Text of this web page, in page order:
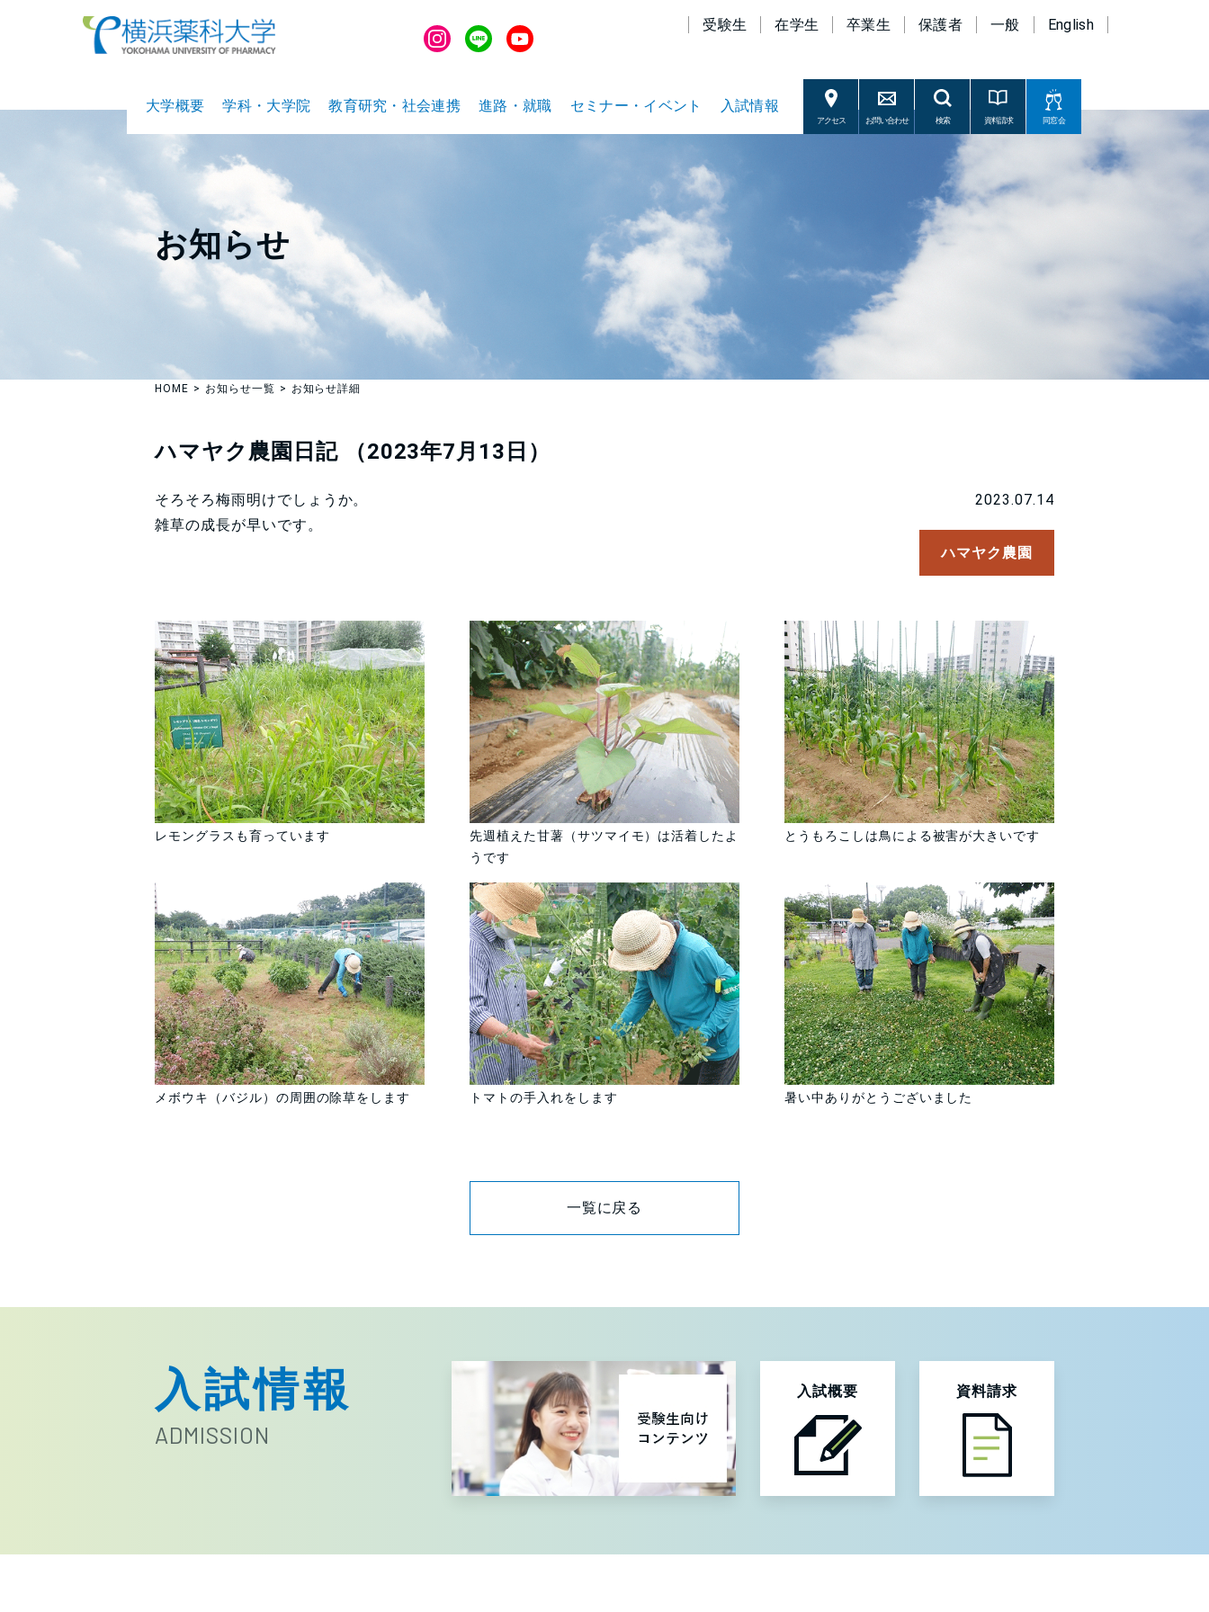
受験生 在学生 卒業生 保護者 一般 English
大学概要 学科・大学院 教育研究・社会連携 進路・就職 セミナー・イベント 入試情報
アクセス お問い合わせ 検索 資料請求 同窓会
お知らせ
HOME お知らせ一覧 お知らせ詳細
ハマヤク農園日記 （2023年7月13日）
そろそろ梅雨明けでしょうか。
雑草の成長が早いです。
2023.07.14
ハマヤク農園
レモングラスも育っています
先週植えた甘薯（サツマイモ）は活着したよ
うです
とうもろこしは鳥による被害が大きいです
メボウキ（バジル）の周囲の除草をします トマトの手入れをします 暑い中ありがとうございました
一覧に戻る
入試情報
ADMISSION
入試概要 資料請求